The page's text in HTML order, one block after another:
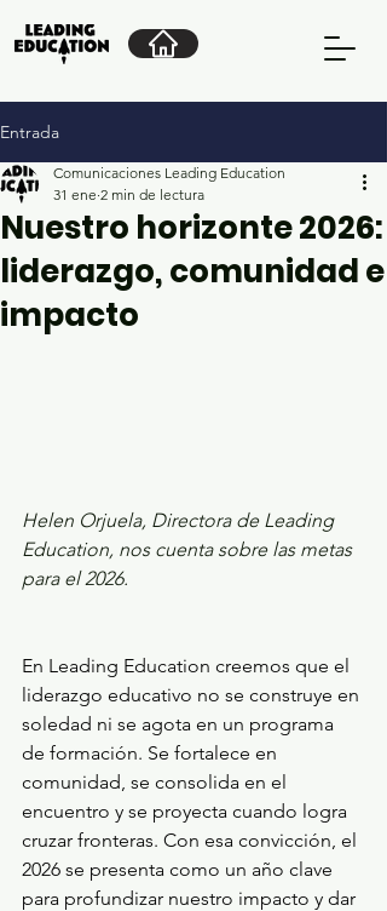
Entrada
Nuestro horizonte 2026:
liderazgo, comunidad e
impacto
Comunicaciones Leading Education
31 ene 2 min de lectura
Helen Orjuela, Directora de Leading
Education, nos cuenta sobre las metas
para el 2026.
En Leading Education creemos que el
liderazgo educativo no se construye en
soledad ni se agota en un programa
de formación. Se fortalece en
comunidad, se consolida en el
encuentro y se proyecta cuando logra
cruzar fronteras. Con esa convicción, el
2026 se presenta como un año clave
para profundizar nuestro impacto y dar